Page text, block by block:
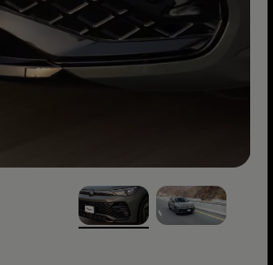
, ‎1‎ of ‎2‎